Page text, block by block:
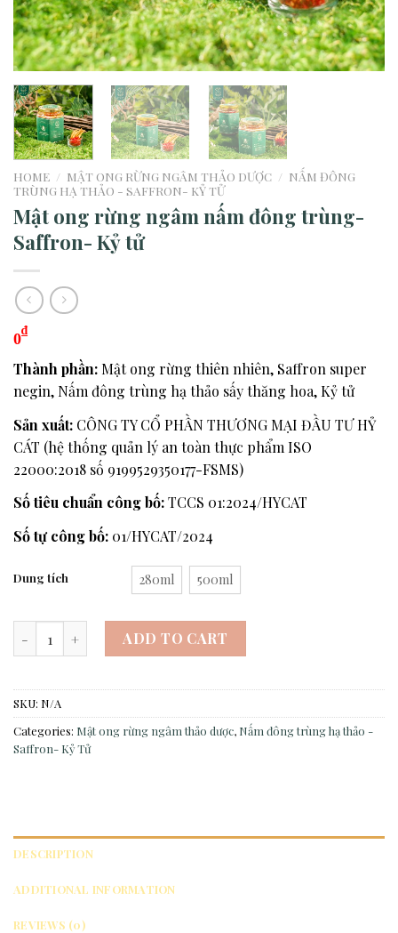
HOME / MẬT ONG RỪNG NGÂM THẢO DƯỢC / NẤM ĐÔNG
TRÙNG HẠ THẢO - SAFFRON- KỶ TỬ
Mật ong rừng ngâm nấm đông trùng-
Saffron- Kỷ tử
0₫
Thành phần: Mật ong rừng thiên nhiên, Saffron super
negin, Nấm đông trùng hạ thảo sấy thăng hoa, Kỷ tử
Sản xuất: CÔNG TY CỔ PHẦN THƯƠNG MẠI ĐẦU TƯ HỶ
CÁT (hệ thống quản lý an toàn thực phẩm ISO
22000:2018 số 9199529350177-FSMS)
Số tiêu chuẩn công bố:TCCS 01:2024/HYCAT
Số tự công bố: 01/HYCAT/2024
Dung tích 280ml 500ml
Mật ong rừng ngâm nấm đông trùng- Saffron- Kỷ tử quantity
ADD TO CART
SKU: N/A
Categories: Mật ong rừng ngâm thảo dược, Nấm đông trùng hạ thảo -
Saffron- Kỷ Tử
DESCRIPTION
ADDITIONAL INFORMATION
REVIEWS (0)